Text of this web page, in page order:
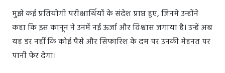
मुझे कई प्रतियोगी परीक्षार्थियों के संदेश प्राप्त हुए, जिनमें उन्होंने
कहा कि इस कानून ने उनमें नई ऊर्जा और विश्वास जगाया है। उन्हें अब
यह डर नहीं कि कोई पैसे और सिफारिश के दम पर उनकी मेहनत पर
पानी फेर देगा।